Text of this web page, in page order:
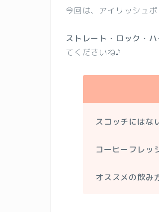
今回は、アイリッシュ
ストレート・ロック・
てくださいね♪
スコッチにはな
コーヒーフレッ
オススメの飲み